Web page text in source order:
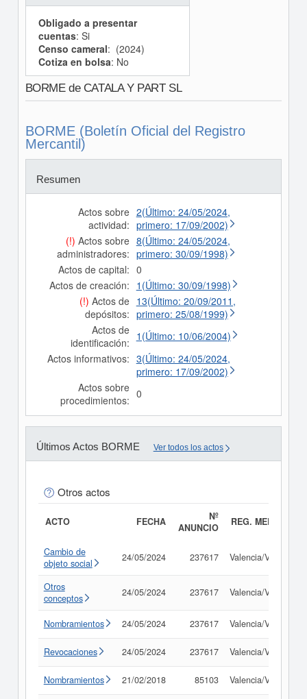
Obligado a presentar
cuentas: Si
Censo cameral: (2024)
Cotiza en bolsa: No
BORME de CATALA Y PART SL
BORME (Boletín Oficial del Registro
Mercantil)
Resumen
Actos sobre
actividad:
2(Último: 24/05/2024,
primero: 17/09/2002)
(!) Actos sobre
administradores:
8(Último: 24/05/2024,
primero: 30/09/1998)
Actos de capital: 0
Actos de creación: 1(Último: 30/09/1998)
(!) Actos de
depósitos:
13(Último: 20/09/2011,
primero: 25/08/1999)
Actos de
identificación: 1(Último: 10/06/2004)
Actos informativos: 3(Último: 24/05/2024,
primero: 17/09/2002)
Actos sobre
procedimientos: 0
Últimos Actos BORME Ver todos los actos
Otros actos
ACTO FECHA
Nº
ANUNCIO
REG. MERC.
Cambio de
objeto social
24/05/2024 237617 Valencia/València
Otros
conceptos
24/05/2024 237617 Valencia/València
Nombramientos 24/05/2024 237617 Valencia/València
Revocaciones 24/05/2024 237617 Valencia/València
Nombramientos 21/02/2018 85103 Valencia/València